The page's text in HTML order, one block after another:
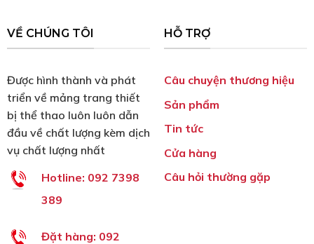
VỀ CHÚNG TÔI
Được hình thành và phát
triển về mảng trang thiết
bị thể thao luôn luôn dẫn
đầu về chất lượng kèm dịch
vụ chất lượng nhất
Hotline: 092 7398
389
Đặt hàng: 092
HỖ TRỢ
Câu chuyện thương hiệu
Sản phẩm
Tin tức
Cửa hàng
Câu hỏi thường gặp